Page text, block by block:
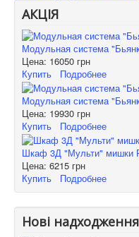
АКЦІЯ
Модульная система
Цена: 16050 грн
Купить
Подробнее
Модульная система
Цена: 19930 грн
Купить
Подробнее
Шкаф 3Д "Мульти"
Цена: 6215 грн
Купить
Подробнее
Нові надходження